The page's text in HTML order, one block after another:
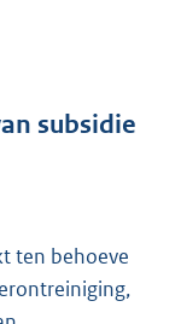
subsidie
ten behoeve